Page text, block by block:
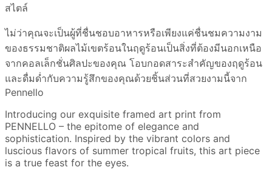
สไตล์
ไม่ว่าคุณจะเป็นผู้ที่ชื่นชอบอาหารหรือเพียงแค่ชื่นชมความงาม
ของธรรมชาติผลไม้เขตร้อนในฤดูร้อนเป็นสิ่งที่ต้องมีนอกเหนือ
จากคอลเล็กชั่นศิลปะของคุณ โอบกอดสาระสำคัญของฤดูร้อน
และดื่มด่ำกับความรู้สึกของคุณด้วยชิ้นส่วนที่สวยงามนี้จาก
Pennello
Introducing our exquisite framed art print from
PENNELLO – the epitome of elegance and
sophistication. Inspired by the vibrant colors and
luscious flavors of summer tropical fruits, this art piece
is a true feast for the eyes.